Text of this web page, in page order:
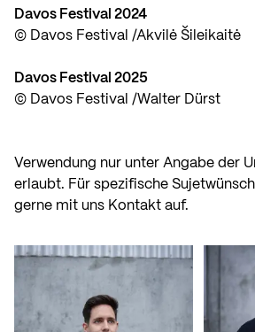
Davos Festival 2024
© Davos Festival /Akvilė Šileikaitė
Davos Festival 2025
© Davos Festival /Walter Dürst
Verwendung nur unter Angabe der
erlaubt. Für spezifische
gerne mit uns Kontakt auf.